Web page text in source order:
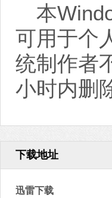
本
可用于个
统制作者
小时内删
下载地址
迅雷下载